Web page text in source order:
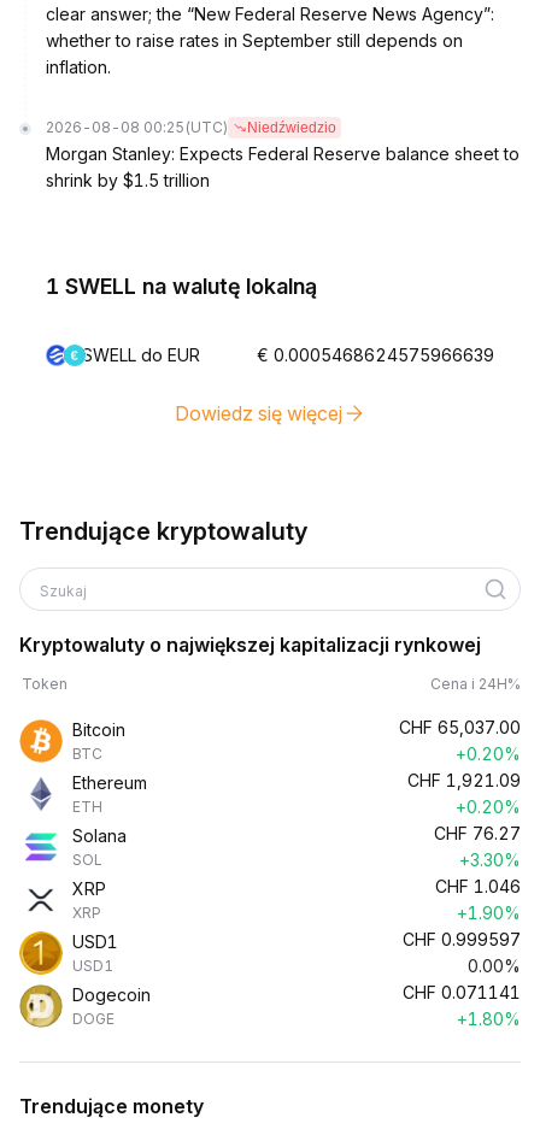
clear answer; the “New Federal Reserve News Agency”:
whether to raise rates in September still depends on
inflation.
2026-08-08 00:25 (UTC) Niedźwiedzio
Morgan Stanley: Expects Federal Reserve balance sheet to
shrink by $1.5 trillion
1 SWELL na walutę lokalną
SWELL do EUR € 0.0005468624575966639
Dowiedz się więcej
Trendujące kryptowaluty
Szukaj
Kryptowaluty o największej kapitalizacji rynkowej
Token Cena i 24H%
Bitcoin
BTC
CHF 65,037.00
+0.20%
Ethereum
ETH
CHF 1,921.09
+0.20%
Solana
SOL
CHF 76.27
+3.30%
XRP
XRP
CHF 1.046
+1.90%
USD1
USD1
CHF 0.999597
0.00%
Dogecoin
DOGE
CHF 0.071141
+1.80%
Trendujące monety